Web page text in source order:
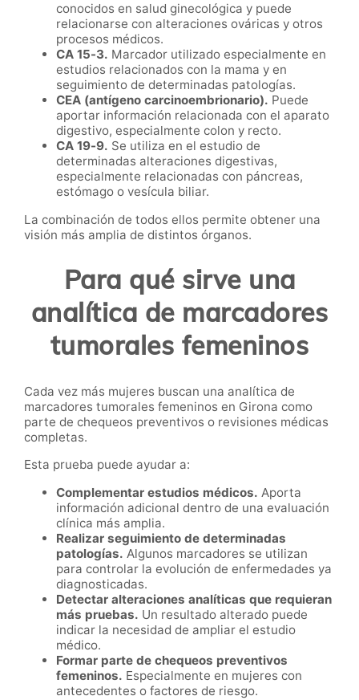
conocidos en salud ginecológica y puede
relacionarse con alteraciones ováricas y otros
procesos médicos.
CA 15-3. Marcador utilizado especialmente en
estudios relacionados con la mama y en
seguimiento de determinadas patologías.
CEA (antígeno carcinoembrionario). Puede
aportar información relacionada con el aparato
digestivo, especialmente colon y recto.
CA 19-9. Se utiliza en el estudio de
determinadas alteraciones digestivas,
especialmente relacionadas con páncreas,
estómago o vesícula biliar.
La combinación de todos ellos permite obtener una
visión más amplia de distintos órganos.
Para qué sirve una
analítica de marcadores
tumorales femeninos
Cada vez más mujeres buscan una analítica de
marcadores tumorales femeninos en Girona como
parte de chequeos preventivos o revisiones médicas
completas.
Esta prueba puede ayudar a:
Complementar estudios médicos. Aporta
información adicional dentro de una evaluación
clínica más amplia.
Realizar seguimiento de determinadas
patologías. Algunos marcadores se utilizan
para controlar la evolución de enfermedades ya
diagnosticadas.
Detectar alteraciones analíticas que requieran
más pruebas. Un resultado alterado puede
indicar la necesidad de ampliar el estudio
médico.
Formar parte de chequeos preventivos
femeninos. Especialmente en mujeres con
antecedentes o factores de riesgo.